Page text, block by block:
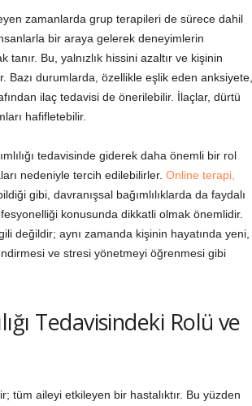
zamanlarda grup terapileri de sürece dahil
bir araya gelerek deneyimlerin
Bu, yalnızlık hissini azaltır ve kişinin
Bazı durumlarda, özellikle eşlik eden anksiyete,
ilaç tedavisi de önerilebilir. İlaçlar, dürtü
hafifletebilir.
tedavisinde giderek daha önemli bir rol
nedeniyle tercih edilebilirler. Online terapi,
gibi, davranışsal bağımlılıklarda da faydalı
konusunda dikkatli olmak önemlidir.
değildir; aynı zamanda kişinin hayatında yeni,
ve stresi yönetmeyi öğrenmesi gibi
Tedavisindeki Rolü ve
tüm aileyi etkileyen bir hastalıktır. Bu yüzden